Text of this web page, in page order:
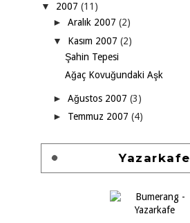
▼ 2007 (11)
► Aralık 2007 (2)
▼ Kasım 2007 (2)
Şahin Tepesi
Ağaç Kovuğundaki Aşk
► Ağustos 2007 (3)
► Temmuz 2007 (4)
Yazarkafe